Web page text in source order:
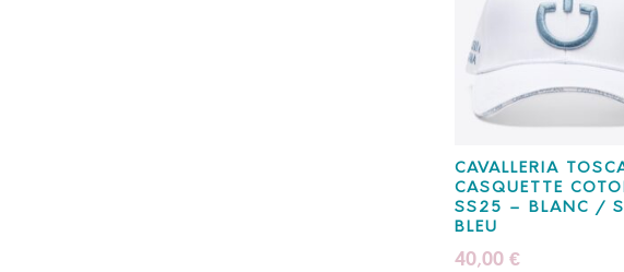
CAVALLERIA
CASQUETTE
SS25 – BLANC /
BLEU
40,00 €